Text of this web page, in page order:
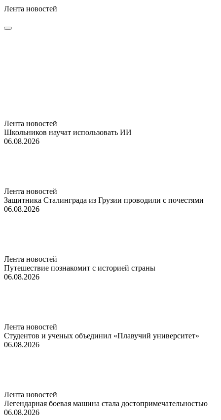
Лента новостей
Лента новостей
Школьников научат использовать ИИ
06.08.2026
Лента новостей
Защитника Сталинграда из Грузии проводили с почестями
06.08.2026
Лента новостей
Путешествие познакомит с историей страны
06.08.2026
Лента новостей
Студентов и ученых объединил «Плавучий университет»
06.08.2026
Лента новостей
Легендарная боевая машина стала достопримечательностью
06.08.2026